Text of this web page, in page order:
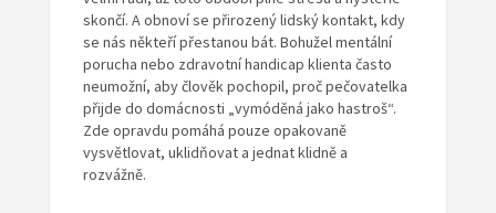
skončí. A obnoví se přirozený lidský kontakt, kdy
se nás někteří přestanou bát. Bohužel mentální
porucha nebo zdravotní handicap klienta často
neumožní, aby člověk pochopil, proč pečovatelka
přijde do domácnosti „vymóděná jako hastroš“.
Zde opravdu pomáhá pouze opakovaně
vysvětlovat, uklidňovat a jednat klidně a
rozvážně.